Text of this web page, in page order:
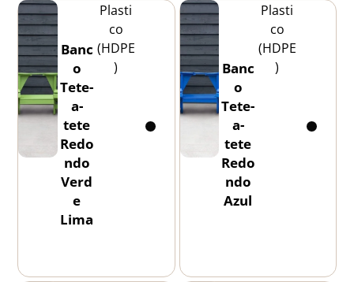
Banc
o
Tete-
a-
tete
Redo
ndo
Verd
e
Lima
Plasti
co
(HDPE
)
Banc
o
Tete-
a-
tete
Redo
ndo
Azul
Plasti
co
(HDPE
)